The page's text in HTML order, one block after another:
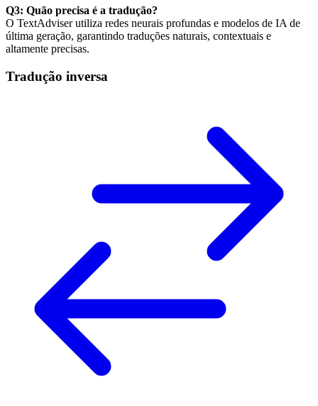
Q3: Quão precisa é a tradução?
O TextAdviser utiliza redes neurais profundas e modelos de IA de
última geração, garantindo traduções naturais, contextuais e
altamente precisas.
Tradução inversa